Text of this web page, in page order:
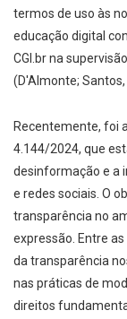
termos de uso às
educação digital
CGI.br na
(D'Almonte; Santos,
Recentemente, foi
4.144/2024, que
desinformação e a
e redes sociais. O
transparência no
expressão. Entre
da transparência
nas práticas de
direitos